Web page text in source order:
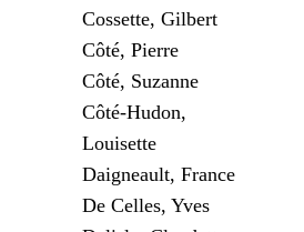
Cossette, Gilbert
Côté, Pierre
Côté, Suzanne
Côté-Hudon,
Louisette
Daigneault, France
De Celles, Yves